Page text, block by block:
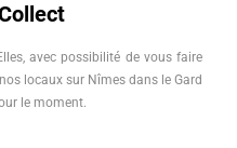
avec possibilité de vous faire
locaux sur Nîmes dans le Gard
le moment.